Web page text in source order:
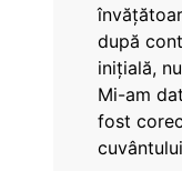
după
inițială,
Mi-am
fost
cuvântului